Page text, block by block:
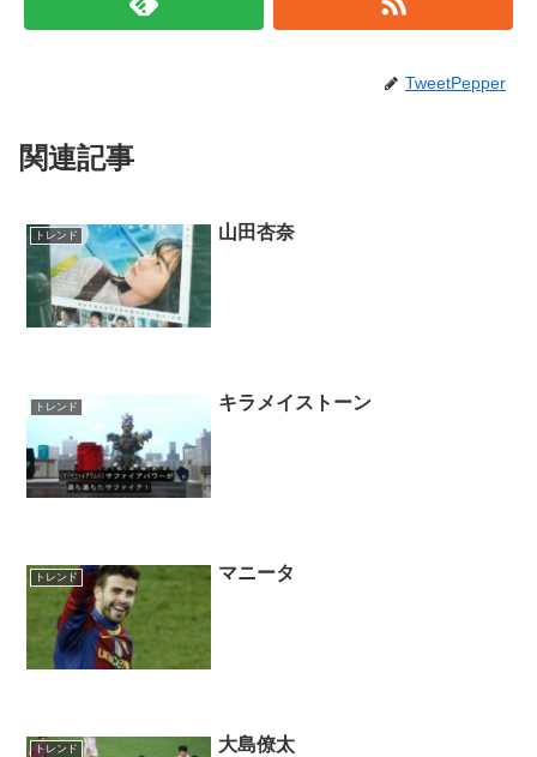
TweetPepper
関連記事
トレンド 山田杏奈
トレンド キラメイストーン
トレンド マニータ
トレンド 大島僚太